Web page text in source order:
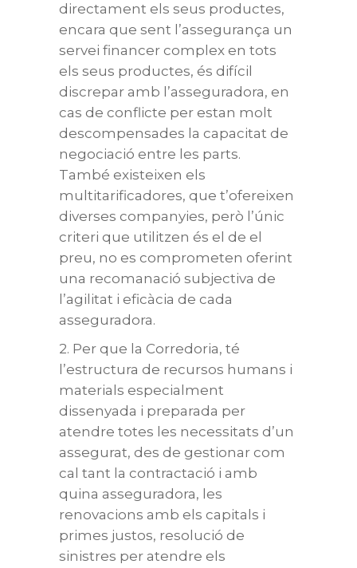
directament els seus productes,
encara que sent l’assegurança un
servei financer complex en tots
els seus productes, és difícil
discrepar amb l’asseguradora, en
cas de conflicte per estan molt
descompensades la capacitat de
negociació entre les parts.
També existeixen els
multitarificadores, que t’ofereixen
diverses companyies, però l’únic
criteri que utilitzen és el de el
preu, no es comprometen oferint
una recomanació subjectiva de
l’agilitat i eficàcia de cada
asseguradora.
2. Per que la Corredoria, té
l’estructura de recursos humans i
materials especialment
dissenyada i preparada per
atendre totes les necessitats d’un
assegurat, des de gestionar com
cal tant la contractació i amb
quina asseguradora, les
renovacions amb els capitals i
primes justos, resolució de
sinistres per atendre els